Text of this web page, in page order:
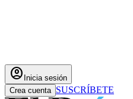
account_circle Inicia sesión
Crea cuenta SUSCRÍBETE